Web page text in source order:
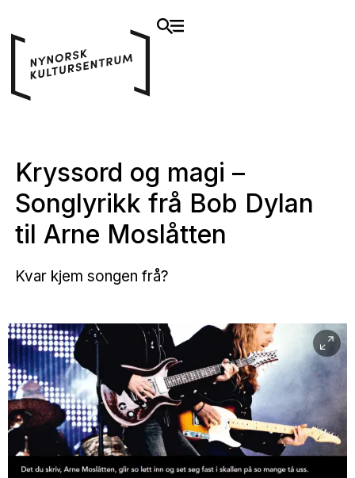
Kryssord og magi –
Songlyrikk frå Bob Dylan
til Arne Moslåtten
Kvar kjem songen frå?